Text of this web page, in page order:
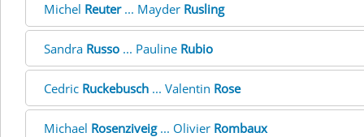
Michel Reuter... Mayder Rusling
Sandra Russo ... Pauline Rubio
Cedric Ruckebusch ... Valentin Rose
Michael Rosenziveig... Olivier Rombaux